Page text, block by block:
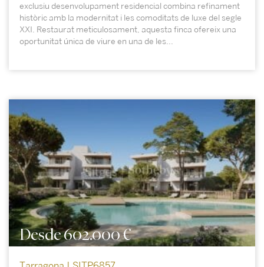
exclusiu desenvolupament residencial combina refinament
històric amb la modernitat i les comoditats de luxe del segle
XXI. Restaurat meticulosament, aquesta finca ofereix una
oportunitat única de viure en una de les...
Desde 602.000 €